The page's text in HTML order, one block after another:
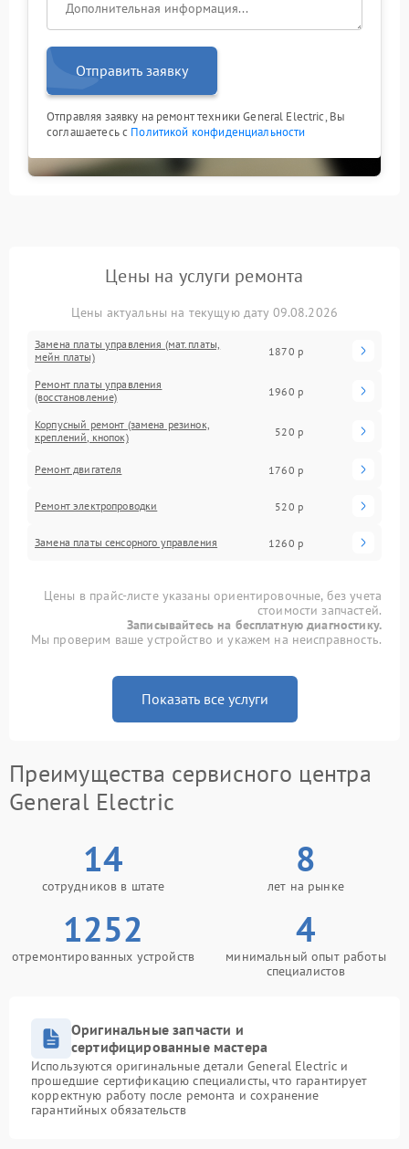
Отправить заявку
Отправляя заявку на ремонт техники General Electric, Вы
соглашаетесь с Политикой конфиденциальности
Цены на услуги ремонта
Цены актуальны на текущую дату 09.08.2026
Замена платы управления (мат.платы,
мейн платы)
1870 р
Ремонт платы управления
(восстановление)
1960 р
Корпусный ремонт (замена резинок,
креплений, кнопок)
520 р
Ремонт двигателя 1760 р
Ремонт электропроводки 520 р
Замена платы сенсорного управления 1260 р
Цены в прайс-листе указаны ориентировочные, без учета
стоимости запчастей.
Записывайтесь на бесплатную диагностику.
Мы проверим ваше устройство и укажем на неисправность.
Показать все услуги
Преимущества сервисного центра
General Electric
14
сотрудников в штате
8
лет на рынке
1252
отремонтированных устройств
4
минимальный опыт работы
специалистов
Оригинальные запчасти и
сертифицированные мастера
Используются оригинальные детали General Electric и
прошедшие сертификацию специалисты, что гарантирует
корректную работу после ремонта и сохранение
гарантийных обязательств